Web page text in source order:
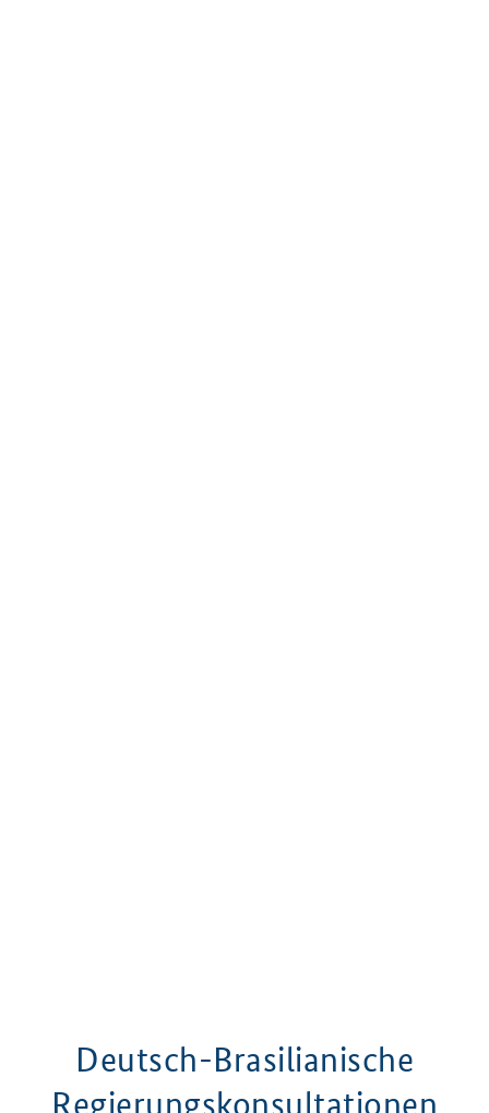
Deutsch-Brasilianische
Regierungskonsultationen